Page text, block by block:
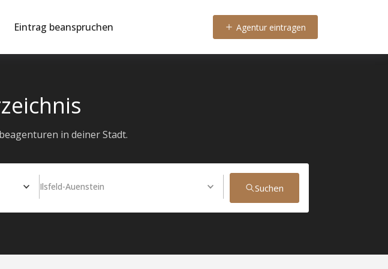
Eintrag beanspruchen Agentur eintragen
in deiner Stadt.
Ilsfeld-Auenstein Suchen